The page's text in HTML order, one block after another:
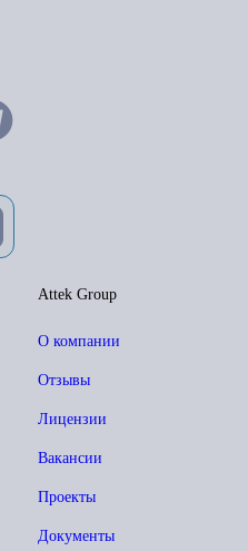
Attek Group
О компании
Отзывы
Лицензии
Вакансии
Проекты
Документы